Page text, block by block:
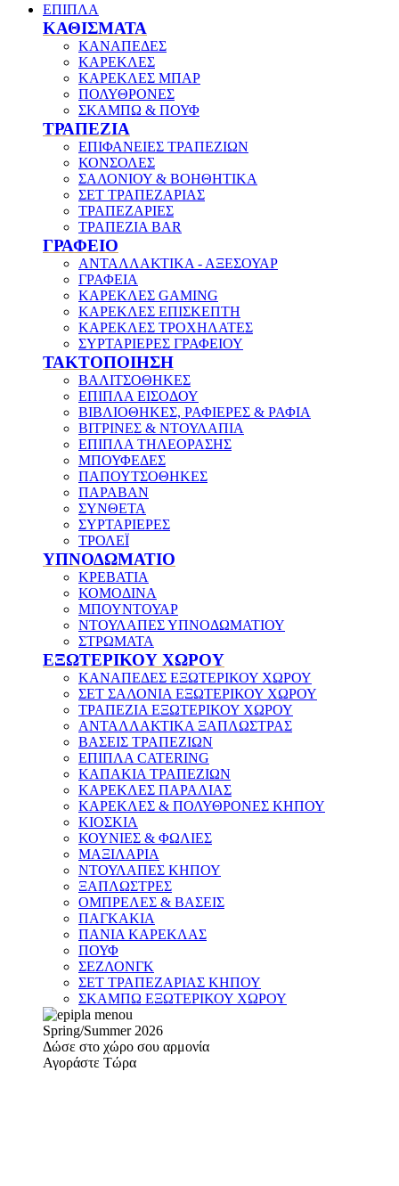
ΕΠΙΠΛΑ
ΚΑΘΙΣΜΑΤΑ
ΚΑΝΑΠΕΔΕΣ
ΚΑΡΕΚΛΕΣ
ΚΑΡΕΚΛΕΣ ΜΠΑΡ
ΠΟΛΥΘΡΟΝΕΣ
ΣΚΑΜΠΩ & ΠΟΥΦ
ΤΡΑΠΕΖΙΑ
ΕΠΙΦΑΝΕΙΕΣ ΤΡΑΠΕΖΙΩΝ
ΚΟΝΣΟΛΕΣ
ΣΑΛΟΝΙΟΥ & ΒΟΗΘΗΤΙΚΑ
ΣΕΤ ΤΡΑΠΕΖΑΡΙΑΣ
ΤΡΑΠΕΖΑΡΙΕΣ
ΤΡΑΠΕΖΙΑ BAR
ΓΡΑΦΕΙΟ
ΑΝΤΑΛΛΑΚΤΙΚΑ - ΑΞΕΣΟΥΑΡ
ΓΡΑΦΕΙΑ
ΚΑΡΕΚΛΕΣ GAMING
ΚΑΡΕΚΛΕΣ ΕΠΙΣΚΕΠΤΗ
ΚΑΡΕΚΛΕΣ ΤΡΟΧΗΛΑΤΕΣ
ΣΥΡΤΑΡΙΕΡΕΣ ΓΡΑΦΕΙΟΥ
ΤΑΚΤΟΠΟΙΗΣΗ
ΒΑΛΙΤΣΟΘΗΚΕΣ
ΕΠΙΠΛΑ ΕΙΣΟΔΟΥ
ΒΙΒΛΙΟΘΗΚΕΣ, ΡΑΦΙΕΡΕΣ & ΡΑΦΙΑ
ΒΙΤΡΙΝΕΣ & ΝΤΟΥΛΑΠΙΑ
ΕΠΙΠΛΑ ΤΗΛΕΟΡΑΣΗΣ
ΜΠΟΥΦΕΔΕΣ
ΠΑΠΟΥΤΣΟΘΗΚΕΣ
ΠΑΡΑΒΑΝ
ΣΥΝΘΕΤΑ
ΣΥΡΤΑΡΙΕΡΕΣ
ΤΡΟΛΕΪ
ΥΠΝΟΔΩΜΑΤΙΟ
ΚΡΕΒΑΤΙΑ
ΚΟΜΟΔΙΝΑ
ΜΠΟΥΝΤΟΥΑΡ
ΝΤΟΥΛΑΠΕΣ ΥΠΝΟΔΩΜΑΤΙΟΥ
ΣΤΡΩΜΑΤΑ
ΕΞΩΤΕΡΙΚΟΥ ΧΩΡΟΥ
ΚΑΝΑΠΕΔΕΣ ΕΞΩΤΕΡΙΚΟΥ ΧΩΡΟΥ
ΣΕΤ ΣΑΛΟΝΙΑ ΕΞΩΤΕΡΙΚΟΥ ΧΩΡΟΥ
ΤΡΑΠΕΖΙΑ ΕΞΩΤΕΡΙΚΟΥ ΧΩΡΟΥ
ΑΝΤΑΛΛΑΚΤΙΚΑ ΞΑΠΛΩΣΤΡΑΣ
ΒΑΣΕΙΣ ΤΡΑΠΕΖΙΩΝ
ΕΠΙΠΛΑ CATERING
ΚΑΠΑΚΙΑ ΤΡΑΠΕΖΙΩΝ
ΚΑΡΕΚΛΕΣ ΠΑΡΑΛΙΑΣ
ΚΑΡΕΚΛΕΣ & ΠΟΛΥΘΡΟΝΕΣ ΚΗΠΟΥ
ΚΙΟΣΚΙΑ
ΚΟΥΝΙΕΣ & ΦΩΛΙΕΣ
ΜΑΞΙΛΑΡΙΑ
ΝΤΟΥΛΑΠΕΣ ΚΗΠΟΥ
ΞΑΠΛΩΣΤΡΕΣ
ΟΜΠΡΕΛΕΣ & ΒΑΣΕΙΣ
ΠΑΓΚΑΚΙΑ
ΠΑΝΙΑ ΚΑΡΕΚΛΑΣ
ΠΟΥΦ
ΣΕΖΛΟΝΓΚ
ΣΕΤ ΤΡΑΠΕΖΑΡΙΑΣ ΚΗΠΟΥ
ΣΚΑΜΠΩ ΕΞΩΤΕΡΙΚΟΥ ΧΩΡΟΥ
Spring/Summer 2026
Δώσε στο χώρο σου αρμονία
Αγοράστε Τώρα